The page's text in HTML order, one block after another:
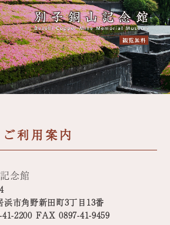
ご利用案内
念館
浜市角野新田町3丁目13番
2200 FAX 0897-41-9459